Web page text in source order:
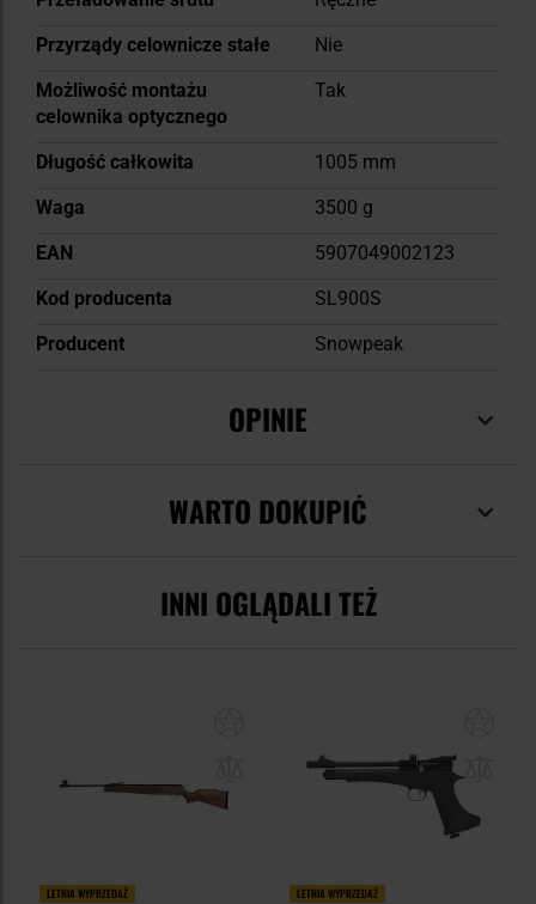
Przyrządy celownicze stałe
Nie
Możliwość montażu
celownika optycznego
Tak
Długość całkowita
1005 mm
Waga
3500 g
EAN
5907049002123
Kod producenta
SL900S
Producent
Snowpeak
OPINIE
WARTO DOKUPIĆ
INNI OGLĄDALI TEŻ
LETNIA WYPRZEDAŻ LETNIA WYPRZEDAŻ